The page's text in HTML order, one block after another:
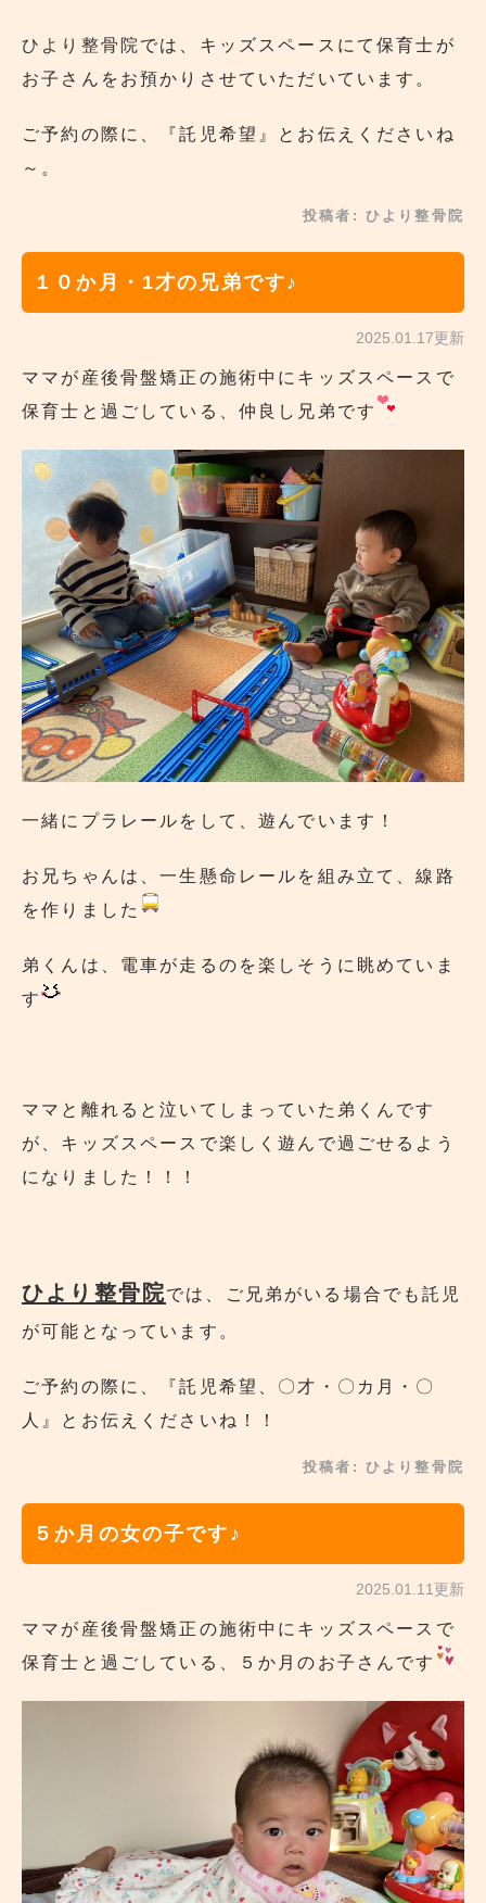
ひより整骨院 では、キッズスペースにて保育士が
お子さんをお預かりさせていただいています。
ご予約の際に、『託児希望』とお伝えくださいね
～。
投稿者: ひより整骨院
１０か月・1才の兄弟です♪
2025.01.17更新
ママが産後骨盤矯正の施術中にキッズスペースで
保育士と過ごしている、仲良し兄弟です
一緒にプラレールをして、遊んでいます！
お兄ちゃんは、一生懸命レールを組み立て、線路
を作りました
弟くんは、電車が走るのを楽しそうに眺めていま
す
ママと離れると泣いてしまっていた弟くんです
が、キッズスペースで楽しく遊んで過ごせるよう
になりました！！！
ひより整骨院では、ご兄弟がいる場合でも託児
が可能となっています。
ご予約の際に、『託児希望、〇才・〇カ月・〇
人』とお伝えくださいね！！
投稿者: ひより整骨院
５か月の女の子です♪
2025.01.11更新
ママが産後骨盤矯正の施術中にキッズスペースで
保育士と過ごしている、５か月のお子さんです